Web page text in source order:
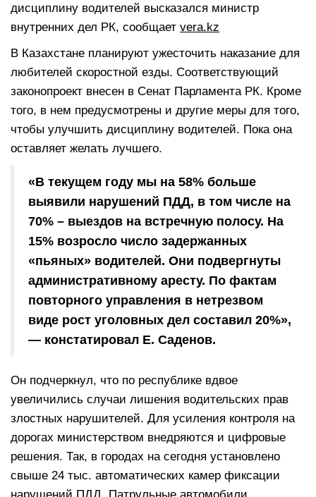
дисциплину водителей высказался министр
внутренних дел РК, сообщает vera.kz
В Казахстане планируют ужесточить наказание для
любителей скоростной езды. Соответствующий
законопроект внесен в Сенат Парламента РК. Кроме
того, в нем предусмотрены и другие меры для того,
чтобы улучшить дисциплину водителей. Пока она
оставляет желать лучшего.
«В текущем году мы на 58% больше
выявили нарушений ПДД, в том числе на
70% – выездов на встречную полосу. На
15% возросло число задержанных
«пьяных» водителей. Они подвергнуты
административному аресту. По фактам
повторного управления в нетрезвом
виде рост уголовных дел составил 20%»,
— констатировал Е. Саденов.
Он подчеркнул, что по республике вдвое
увеличились случаи лишения водительских прав
злостных нарушителей. Для усиления контроля на
дорогах министерством внедряются и цифровые
решения. Так, в городах на сегодня установлено
свыше 24 тыс. автоматических камер фиксации
нарушений ПДД. Патрульные автомобили